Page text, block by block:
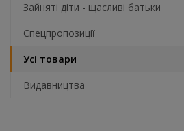
Зайняті діти - щасливі батьки
Спецпропозиції
Усі товари
Видавництва